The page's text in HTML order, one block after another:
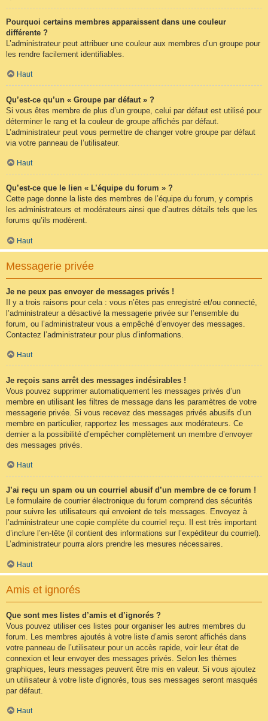
Pourquoi certains membres apparaissent dans une couleur
différente ?
L’administrateur peut attribuer une couleur aux membres d’un groupe pour
les rendre facilement identifiables.
Haut
Qu’est-ce qu’un « Groupe par défaut » ?
Si vous êtes membre de plus d’un groupe, celui par défaut est utilisé pour
déterminer le rang et la couleur de groupe affichés par défaut.
L’administrateur peut vous permettre de changer votre groupe par défaut
via votre panneau de l’utilisateur.
Haut
Qu’est-ce que le lien « L’équipe du forum » ?
Cette page donne la liste des membres de l’équipe du forum, y compris
les administrateurs et modérateurs ainsi que d’autres détails tels que les
forums qu’ils modèrent.
Haut
Messagerie privée
Je ne peux pas envoyer de messages privés !
Il y a trois raisons pour cela : vous n’êtes pas enregistré et/ou connecté,
l’administrateur a désactivé la messagerie privée sur l’ensemble du
forum, ou l’administrateur vous a empêché d’envoyer des messages.
Contactez l’administrateur pour plus d’informations.
Haut
Je reçois sans arrêt des messages indésirables !
Vous pouvez supprimer automatiquement les messages privés d’un
membre en utilisant les filtres de message dans les paramètres de votre
messagerie privée. Si vous recevez des messages privés abusifs d’un
membre en particulier, rapportez les messages aux modérateurs. Ce
dernier a la possibilité d’empêcher complètement un membre d’envoyer
des messages privés.
Haut
J’ai reçu un spam ou un courriel abusif d’un membre de ce forum !
Le formulaire de courrier électronique du forum comprend des sécurités
pour suivre les utilisateurs qui envoient de tels messages. Envoyez à
l’administrateur une copie complète du courriel reçu. Il est très important
d’inclure l’en-tête (il contient des informations sur l’expéditeur du courriel).
L’administrateur pourra alors prendre les mesures nécessaires.
Haut
Amis et ignorés
Que sont mes listes d’amis et d’ignorés ?
Vous pouvez utiliser ces listes pour organiser les autres membres du
forum. Les membres ajoutés à votre liste d’amis seront affichés dans
votre panneau de l’utilisateur pour un accès rapide, voir leur état de
connexion et leur envoyer des messages privés. Selon les thèmes
graphiques, leurs messages peuvent être mis en valeur. Si vous ajoutez
un utilisateur à votre liste d’ignorés, tous ses messages seront masqués
par défaut.
Haut